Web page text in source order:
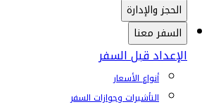
الحجز والإدارة
السفر معنا
الإعداد قبل السفر
أنواع الأسعار
التأشيرات وجوازات السفر